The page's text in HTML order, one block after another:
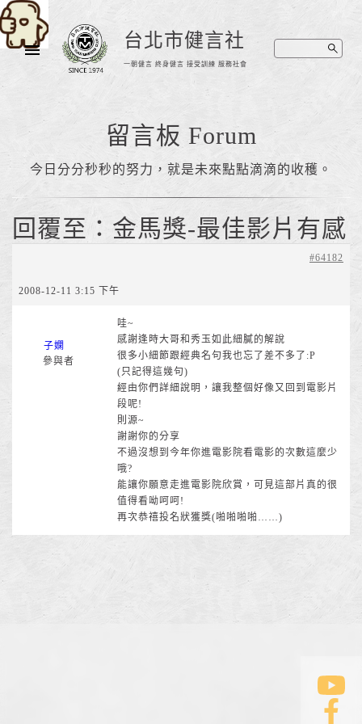
台北市健言社
一朝健言 終身健言 接受訓練 服務社會
留言板 Forum
今日分分秒秒的努力，就是未來點點滴滴的收穫。
回覆至：金馬獎-最佳影片有感
2008-12-11 3:15 下午
#64182
子嫻
參與者
哇~
感謝逢時大哥和秀玉如此細膩的解說
很多小細節跟經典名句我也忘了差不多了:P
(只記得這幾句)
經由你們詳細說明，讓我整個好像又回到電影片
段呢!
則源~
謝謝你的分享
不過沒想到今年你進電影院看電影的次數這麼少
哦?
能讓你願意走進電影院欣賞，可見這部片真的很
值得看呦呵呵!
再次恭禧投名狀獲獎(啪啪啪啪……)